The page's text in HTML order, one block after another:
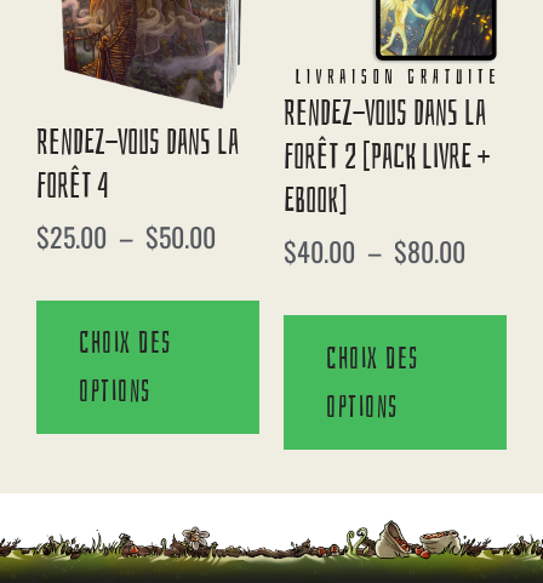
Rendez-Vous Dans La
Forêt 4
$25.00 – $50.00
Choix des
options
Rendez-Vous Dans La
Forêt 2 [Pack Livre +
EBook]
$40.00 – $80.00
Choix des
options